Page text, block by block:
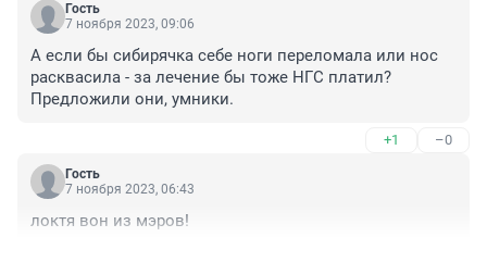
Гость
7 ноября 2023, 09:06
А если бы сибирячка себе ноги переломала или нос
расквасила - за лечение бы тоже НГС платил?
Предложили они, умники.
+1 –0
Гость
7 ноября 2023, 06:43
локтя вон из мэров!